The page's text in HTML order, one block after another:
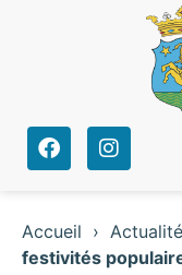
Accueil ›
festivités